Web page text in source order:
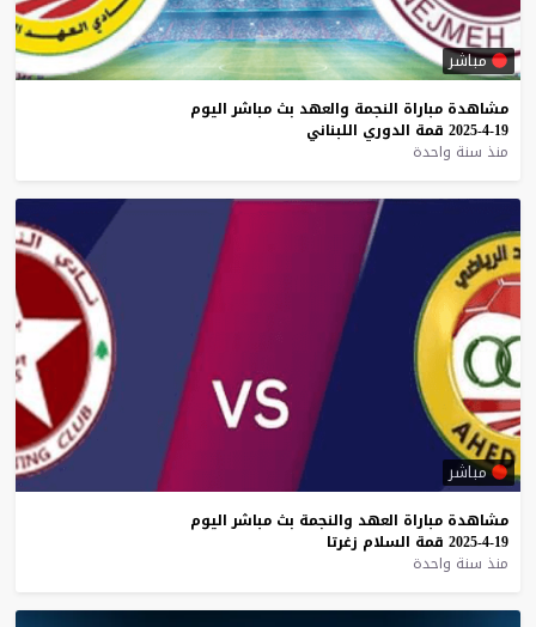
مباشر
مشاهدة مباراة النجمة والعهد بث مباشر اليوم
19-4-2025
قمة الدوري اللبناني
منذ سنة واحدة
مباشر
مشاهدة مباراة العهد والنجمة بث مباشر اليوم
19-4-2025
قمة السلام زغرتا
منذ سنة واحدة